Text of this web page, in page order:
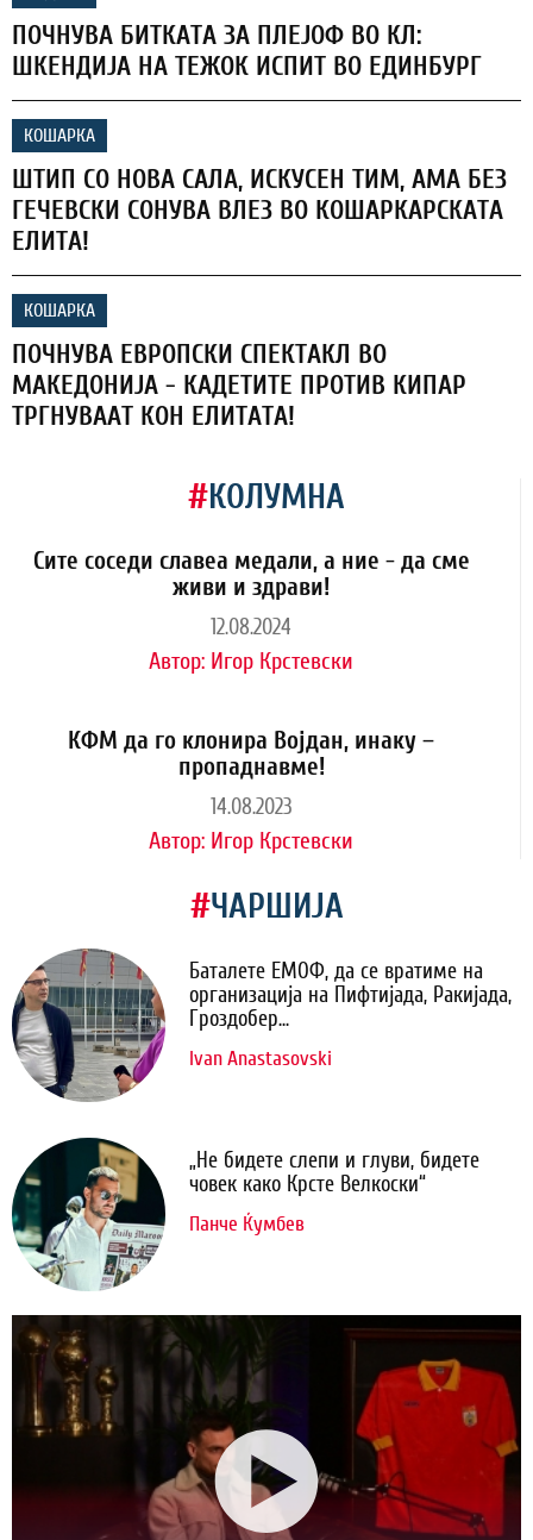
ПОЧНУВА БИТКАТА ЗА ПЛЕЈОФ ВО КЛ:
ШКЕНДИЈА НА ТЕЖОК ИСПИТ ВО ЕДИНБУРГ
КОШАРКА
ШТИП СО НОВА САЛА, ИСКУСЕН ТИМ, АМА БЕЗ
ГЕЧЕВСКИ СОНУВА ВЛЕЗ ВО КОШАРКАРСКАТА
ЕЛИТА!
КОШАРКА
ПОЧНУВА ЕВРОПСКИ СПЕКТАКЛ ВО
МАКЕДОНИЈА - КАДЕТИТЕ ПРОТИВ КИПАР
ТРГНУВААТ КОН ЕЛИТАТА!
#КОЛУМНА
Сите соседи славеа медали, а ние - да сме
живи и здрави!
12.08.2024
Автор: Игор Крстевски
КФМ да го клонира Војдан, инаку –
пропаднавме!
14.08.2023
Автор: Игор Крстевски
#ЧАРШИЈА
Баталете ЕМОФ, да се вратиме на
организација на Пифтијада, Ракијада,
Гроздобер...
Ivan Anastasovski
„Не бидете слепи и глуви, бидете
човек како Крсте Велкоски“
Панче Ќумбев